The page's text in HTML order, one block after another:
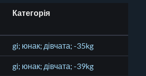
Категорія
gi; юнак; дівчата; -35kg
gi; юнак; дівчата; -39kg